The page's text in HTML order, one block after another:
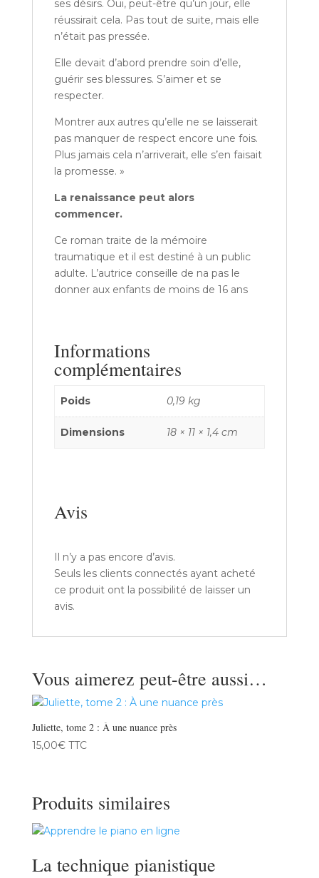
ses désirs. Oui, peut-être qu’un jour, elle
réussirait cela. Pas tout de suite, mais elle
n’était pas pressée.
Elle devait d’abord prendre soin d’elle,
guérir ses blessures. S’aimer et se
respecter.
Montrer aux autres qu’elle ne se laisserait
pas manquer de respect encore une fois.
Plus jamais cela n’arriverait, elle s’en faisait
la promesse. »
La renaissance peut alors
commencer.
Ce roman traite de la mémoire
traumatique et il est destiné à un public
adulte. L’autrice conseille de na pas le
donner aux enfants de moins de 16 ans
Informations
complémentaires
Poids 0,19 kg
Dimensions 18 × 11 × 1,4 cm
Avis
Il n’y a pas encore d’avis.
Seuls les clients connectés ayant acheté
ce produit ont la possibilité de laisser un
avis.
Vous aimerez peut-être aussi…
Juliette, tome 2 : À une nuance près
15,00€ TTC
Produits similaires
La technique pianistique